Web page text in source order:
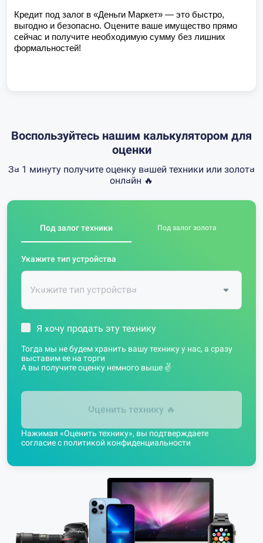
Кредит под залог в «Деньги Маркет» — это быстро,
выгодно и безопасно. Оцените ваше имущество прямо
сейчас и получите необходимую сумму без лишних
формальностей!
Воспользуйтесь нашим калькулятором для
оценки
За 1 минуту получите оценку вашей техники или золота
онлайн 🔥
Под залог техники Под залог золота
Укажите тип устройства
Я хочу продать эту технику
Тогда мы не будем хранить вашу технику у нас, а сразу
выставим ее на торги
А вы получите оценку немного выше ✌️
Оценить технику 🔥
Нажимая «Оценить технику», вы подтверждаете
согласие с политикой конфиденциальности